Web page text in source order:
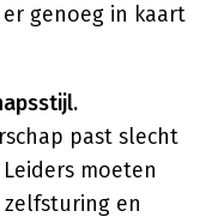
genoeg in kaart
past slecht
moeten
en